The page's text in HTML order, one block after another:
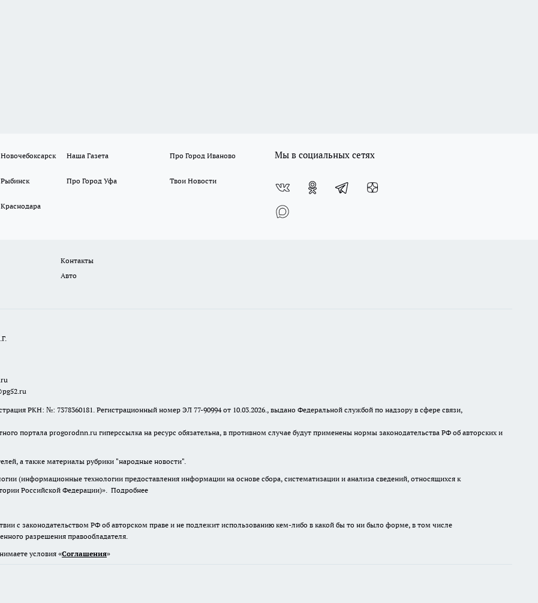
Наша Газета Про Город Иваново
Про Город Уфа Твои Новости
Мы в социальных сетях
Контакты
Авто
РКН: №: 7378360181. Регистрационный номер ЭЛ 77-90994 от 10.03.2026., выдано Федеральной службой по надзору в сфере связи,
портала progorodnn.ru гиперссылка на ресурс обязательна, в противном случае будут применены нормы законодательства РФ об авторских и
а также материалы рубрики "народные новости".
(информационные технологии предоставления информации на основе сбора, систематизации и анализа сведений, относящихся к
Российской Федерации)». Подробнее
с законодательством РФ об авторском праве и не подлежит использованию кем-либо в какой бы то ни было форме, в том числе
разрешения правообладателя.
условия «Cоглашения»